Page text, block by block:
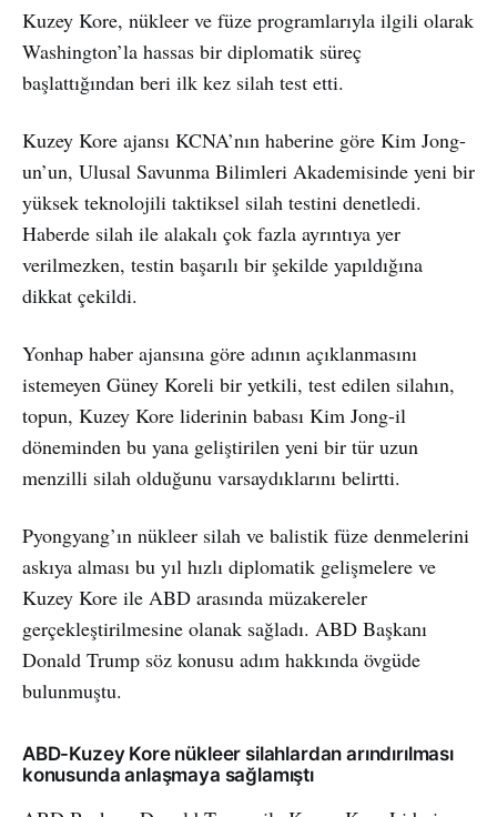
Kuzey Kore, nükleer ve füze programlarıyla ilgili olarak
Washington’la hassas bir diplomatik süreç
başlattığından beri ilk kez silah test etti.
Kuzey Kore ajansı KCNA’nın haberine göre Kim Jong-
un’un, Ulusal Savunma Bilimleri Akademisinde yeni bir
yüksek teknolojili taktiksel silah testini denetledi.
Haberde silah ile alakalı çok fazla ayrıntıya yer
verilmezken, testin başarılı bir şekilde yapıldığına
dikkat çekildi.
Yonhap haber ajansına göre adının açıklanmasını
istemeyen Güney Koreli bir yetkili, test edilen silahın,
topun, Kuzey Kore liderinin babası Kim Jong-il
döneminden bu yana geliştirilen yeni bir tür uzun
menzilli silah olduğunu varsaydıklarını belirtti.
Pyongyang’ın nükleer silah ve balistik füze denmelerini
askıya alması bu yıl hızlı diplomatik gelişmelere ve
Kuzey Kore ile ABD arasında müzakereler
gerçekleştirilmesine olanak sağladı. ABD Başkanı
Donald Trump söz konusu adım hakkında övgüde
bulunmuştu.
ABD-Kuzey Kore nükleer silahlardan arındırılması
konusunda anlaşmaya sağlamıştı